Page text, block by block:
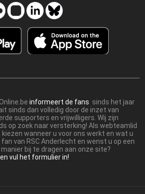
informeert de fans sinds het jaar
sinds dan volledig door de inzet van
supporters en vrijwilligers. Wij zijn
op zoek naar versterking! Als webteamlid
kiezen wanneer u voor ons werkt en wat u
van RSC Anderlecht en wenst u op een
bij te dragen aan onze site?
vul het formulier in!